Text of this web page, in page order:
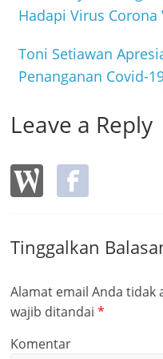
o
o
k
Hadapi Virus Corona
Toni Setiawan
Penanganan Covid-
Leave a Reply
Tinggalkan
Alamat email Anda tidak
wajib ditandai*
Komentar